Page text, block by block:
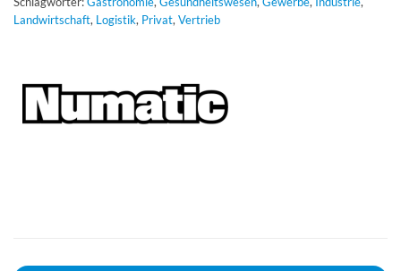
Landwirtschaft, Logistik, Privat,Vertrieb